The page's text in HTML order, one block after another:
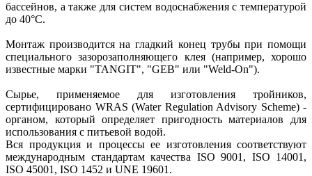
бассейнов, а также для систем водоснабжения с температурой
до 40°C.
Монтаж производится на гладкий конец трубы при помощи
специального зазорозаполняющего клея (например, хорошо
известные марки "TANGIT", "GEB" или "Weld-On").
Сырье, применяемое для изготовления тройников,
сертифицировано WRAS (Water Regulation Advisory Scheme) -
органом, который определяет пригодность материалов для
использования с питьевой водой.
Вся продукция и процессы ее изготовления соответствуют
международным стандартам качества ISO 9001, ISO 14001,
ISO 45001, ISO 1452 и UNE 19601.